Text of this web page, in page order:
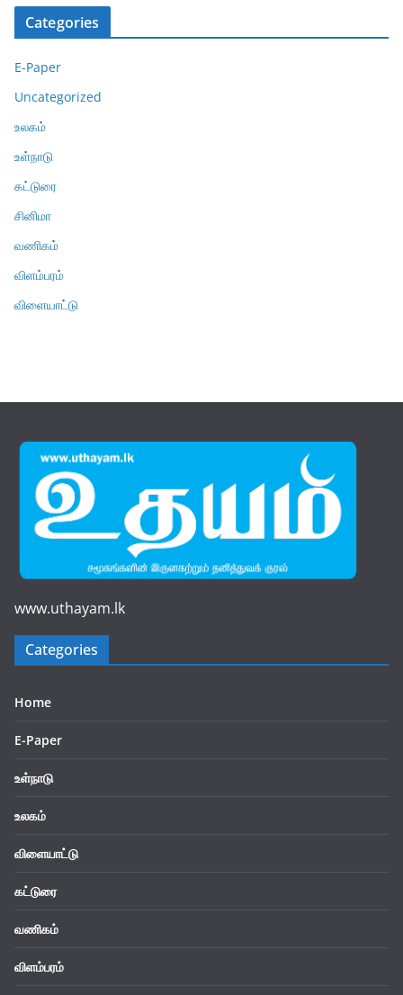
Categories
E-Paper
Uncategorized
உலகம்
உள்நாடு
கட்டுரை
சினிமா
வணிகம்
விளம்பரம்
விளையாட்டு
www.uthayam.lk
Categories
Home
E-Paper
உள்நாடு
உலகம்
விளையாட்டு
கட்டுரை
வணிகம்
விளம்பரம்